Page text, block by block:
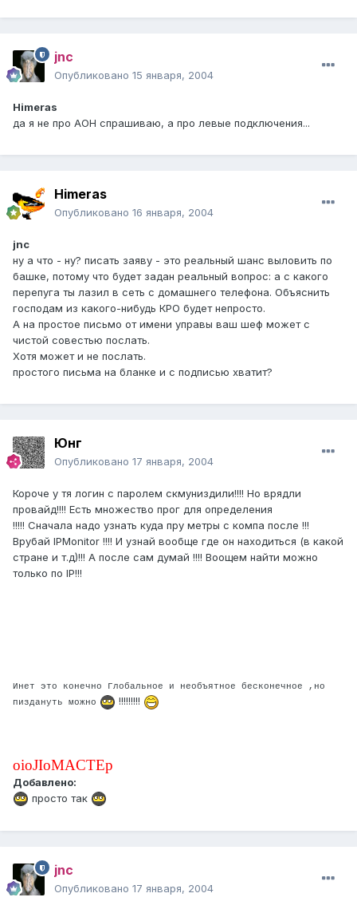
jnc
Опубликовано 15 января, 2004
Himeras
да я не про АОН спрашиваю, а про левые подключения...
Himeras
Опубликовано 16 января, 2004
jnc
ну а что - ну? писать заяву - это реальный шанс выловить по
башке, потому что будет задан реальный вопрос: а с какого
перепуга ты лазил в сеть с домашнего телефона. Объяснить
господам из какого-нибудь КРО будет непросто.
А на простое письмо от имени управы ваш шеф может с
чистой совестью послать.
Хотя может и не послать.
простого письма на бланке и с подписью хватит?
Юнг
Опубликовано 17 января, 2004
Короче у тя логин с паролем скмуниздили!!!! Но врядли
провайд!!!! Есть множество прог для определения
!!!!! Сначала надо узнать куда пру метры с компа после !!!
Врубай IPMonitor !!!! И узнай вообще где он находиться (в какой
стране и т.д)!!! А после сам думай !!!! Воощем найти можно
только по IP!!!
Инет это конечно Глобальное и необъятное бесконечное ,но
пиздануть можно
!!!!!!!!!
oioJIoMACTEp
Добавлено:
просто так
jnc
Опубликовано 17 января, 2004